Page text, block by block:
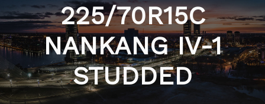
225/70R15C
NANKANG IV-1
STUDDED